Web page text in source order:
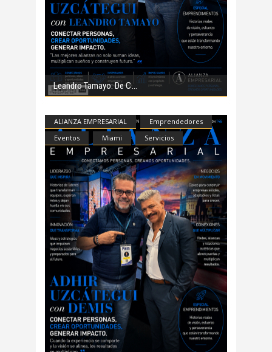
Leandro Tamayo: De C
ALIANZA EMPRESARIAL
Emprendedores
Eventos
Miami Servicios